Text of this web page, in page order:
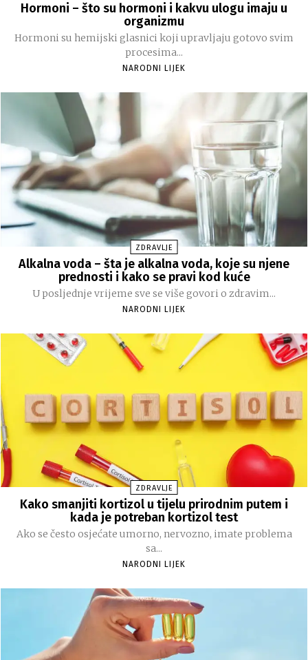
Hormoni – što su hormoni i kakvu ulogu imaju u
organizmu
Hormoni su hemijski glasnici koji upravljaju gotovo svim
procesima...
NARODNI LIJEK
ZDRAVLJE
Alkalna voda – šta je alkalna voda, koje su njene
prednosti i kako se pravi kod kuće
U posljednje vrijeme sve se više govori o zdravim...
NARODNI LIJEK
ZDRAVLJE
Kako smanjiti kortizol u tijelu prirodnim putem i
kada je potreban kortizol test
Ako se često osjećate umorno, nervozno, imate problema
sa...
NARODNI LIJEK